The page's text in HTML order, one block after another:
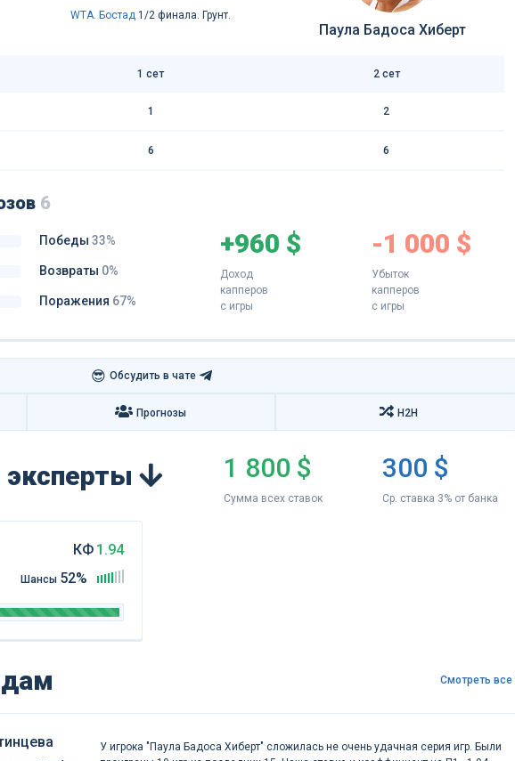
WTA. Бостад 1/2 финала. Грунт.
Паула Бадоса Хиберт
1 сет 2 сет
1 2
6 6
6
Победы 33%
Возвраты 0%
Поражения 67%
+960 $
Доход
капперов
с игры
-1 000 $
Убыток
капперов
с игры
😎 Обсудить в чате
Прогнозы H2H
эксперты 1 800 $
Сумма всех ставок
300 $
Ср. ставка 3% от банка
КФ 1.94
Шансы 52%
Смотреть все
У игрока "Паула Бадоса Хиберт" сложилась не очень удачная серия игр. Были